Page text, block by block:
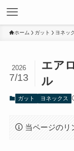
ホーム ガット ヨネッ
エア
ル
2026
7/13
ガット ヨネックス
当ページのリ